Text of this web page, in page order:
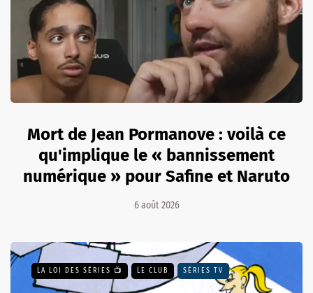
Mort de Jean Pormanove : voilà ce
qu'implique le « bannissement
numérique » pour Safine et Naruto
6 août 2026
LA LOI DES SÉRIES 📺 LE CLUB SÉRIES TV